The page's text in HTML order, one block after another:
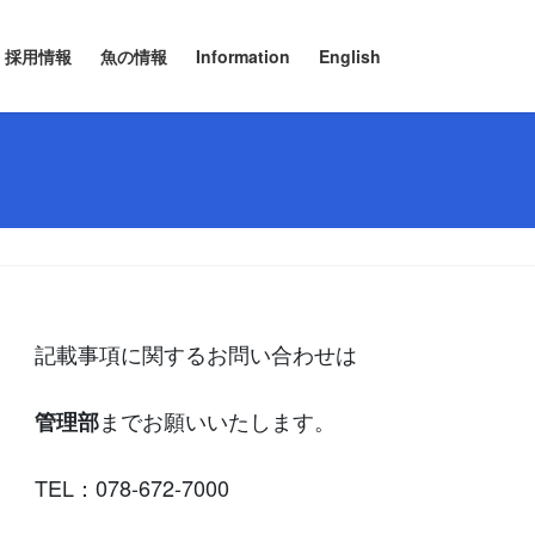
採用情報 魚の情報 Information English
記載事項に関するお問い合わせは
管理部までお願いいたします。
TEL：078-672-7000